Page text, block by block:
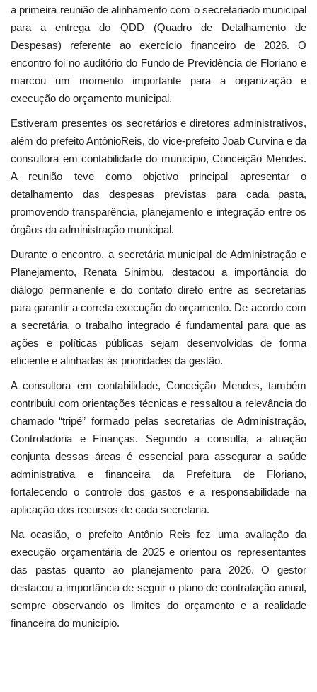
a primeira reunião de alinhamento com o secretariado municipal
para a entrega do QDD (Quadro de Detalhamento de
Despesas) referente ao exercício financeiro de 2026. O
encontro foi no auditório do Fundo de Previdência de Floriano e
marcou um momento importante para a organização e
execução do orçamento municipal.
Estiveram presentes os secretários e diretores administrativos,
além do prefeito AntônioReis, do vice-prefeito Joab Curvina e da
consultora em contabilidade do município, Conceição Mendes.
A reunião teve como objetivo principal apresentar o
detalhamento das despesas previstas para cada pasta,
promovendo transparência, planejamento e integração entre os
órgãos da administração municipal.
Durante o encontro, a secretária municipal de Administração e
Planejamento, Renata Sinimbu, destacou a importância do
diálogo permanente e do contato direto entre as secretarias
para garantir a correta execução do orçamento. De acordo com
a secretária, o trabalho integrado é fundamental para que as
ações e políticas públicas sejam desenvolvidas de forma
eficiente e alinhadas às prioridades da gestão.
A consultora em contabilidade, Conceição Mendes, também
contribuiu com orientações técnicas e ressaltou a relevância do
chamado “tripé” formado pelas secretarias de Administração,
Controladoria e Finanças. Segundo a consulta, a atuação
conjunta dessas áreas é essencial para assegurar a saúde
administrativa e financeira da Prefeitura de Floriano,
fortalecendo o controle dos gastos e a responsabilidade na
aplicação dos recursos de cada secretaria.
Na ocasião, o prefeito Antônio Reis fez uma avaliação da
execução orçamentária de 2025 e orientou os representantes
das pastas quanto ao planejamento para 2026. O gestor
destacou a importância de seguir o plano de contratação anual,
sempre observando os limites do orçamento e a realidade
financeira do município.